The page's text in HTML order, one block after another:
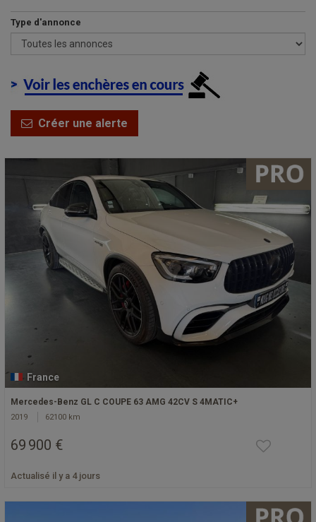
Type d'annonce
Créer une alerte
France
Mercedes-Benz GL C COUPE 63 AMG 42CV S 4MATIC+
2019 62100 km
69 900 €
Actualisé il y a 4 jours